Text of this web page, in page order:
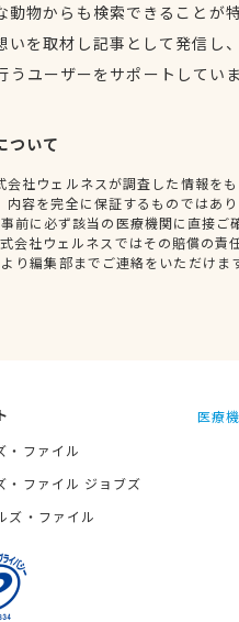
物からも検索できることが
いを取材し記事として発信し
うユーザーをサポートしてい
ついて
社ウェルネスが調査した情報を
容を完全に保証するものではあ
前に必ず該当の医療機関に直接ご
会社ウェルネスではその賠償の責
り編集部までご連絡をいただけま
・ファイル
・ファイル ジョブズ
ズ・ファイル
医療